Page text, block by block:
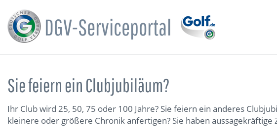
DGV-Serviceportal
Sie feiern ein Clubjubiläum?
Ihr Club wird 25, 50, 75 oder 100 Jahre? Sie feiern ein anderes
kleinere oder größere Chronik anfertigen? Sie haben aussagekräftige